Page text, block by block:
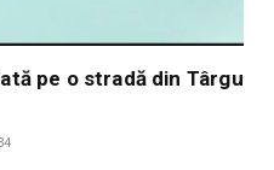
pe o stradă din Târgu